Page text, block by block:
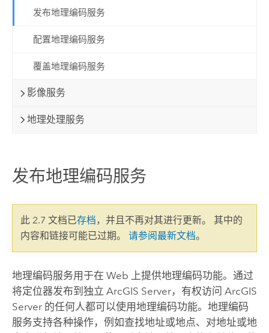
发布地理编码服务
配置地理编码服务
覆盖地理编码服务
影像服务
地理处理服务
发布地理编码服务
此 2.7 文档已存档，并且不再对其进行更新。 其中的
内容和链接可能已过期。 请参阅最新文档。
地理编码服务用于在 Web 上提供地理编码功能。通过
将定位器发布到独立 ArcGIS Server，有权访问 ArcGIS
Server的任何人都可以使用地理编码功能。地理编码
服务支持各种操作，例如查找地址或地点、对地址或地